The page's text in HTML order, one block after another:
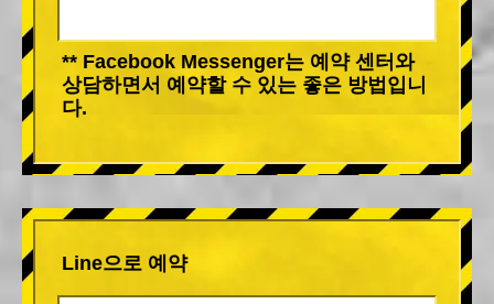
** Facebook Messenger는 예약 센터와
상담하면서 예약할 수 있는 좋은 방법입니
다.
Line으로 예약